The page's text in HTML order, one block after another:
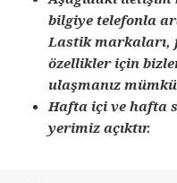
bilgiye telefonla
Lastik markaları,
özellikler için
ulaşmanız
Hafta içi ve hafta
yerimiz açıktır.